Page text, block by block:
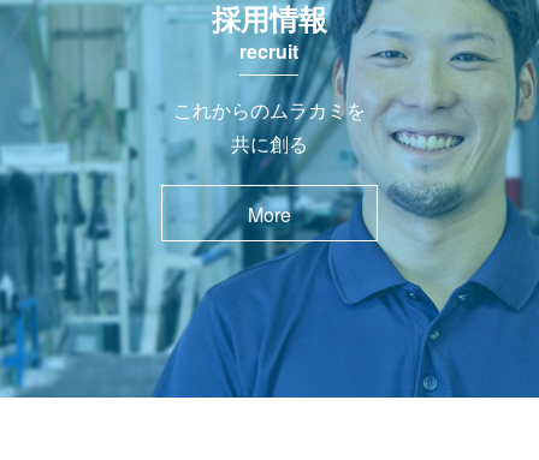
採用情報
recruit
これからのムラカミを
共に創る
More